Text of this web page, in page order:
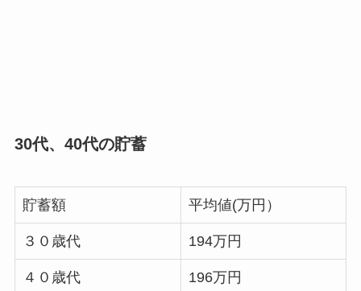
30代、40代の貯蓄
貯蓄額 平均値(万円）
３０歳代 194万円
４０歳代 196万円